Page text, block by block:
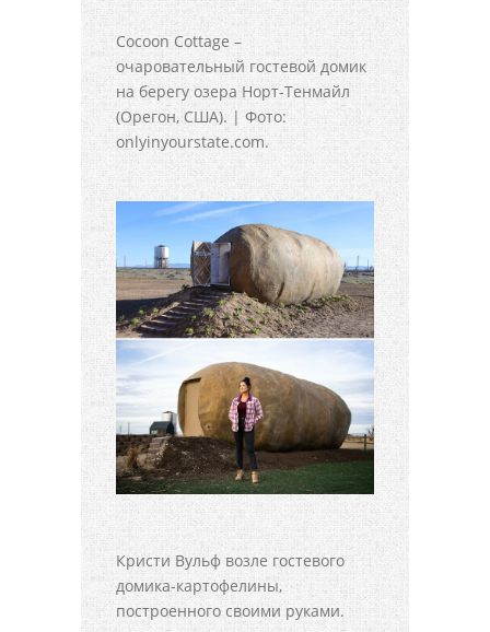
Cocoon Cottage –
очаровательный гостевой домик
на берегу озера Норт-Тенмайл
(Орегон, США). | Фото:
onlyinyourstate.com.
Кристи Вульф возле гостевого
домика-картофелины,
построенного своими руками.